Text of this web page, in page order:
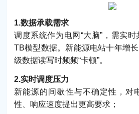
1.数据承载需求
调度系统作为电网“大脑”，需实
TB模型数据。新能源电站十年增
级数据读写时频频“卡顿”。
2.实时调度压力
新能源的间歇性与不确定性，对
性、响应速度提出更高要求；